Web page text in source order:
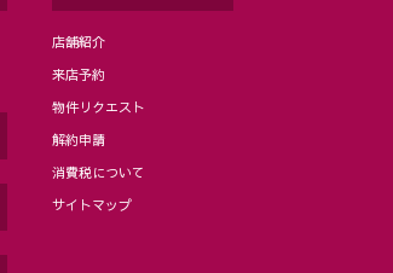
店舗紹介
来店予約
物件リクエスト
解約申請
消費税について
サイトマップ